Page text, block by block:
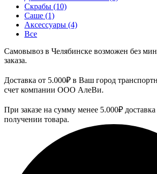
Скрабы (10)
Саше (1)
Аксессуары (4)
Все
Самовывоз в Челябинске возможен без
заказа.
Доставка от 5.000₽ в Ваш город
счет компании ООО АлеВи.
При заказе на сумму менее 5.000₽
получении товара.